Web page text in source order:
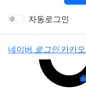
로그인 자동로그인
소셜계정으로
네이버 로그인 카카오